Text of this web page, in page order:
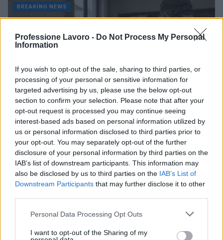
Professione Lavoro - Do Not Process My Personal
Information
If you wish to opt-out of the sale, sharing to third parties, or
processing of your personal or sensitive information for
targeted advertising by us, please use the below opt-out
section to confirm your selection. Please note that after your
opt-out request is processed you may continue seeing
interest-based ads based on personal information utilized by
us or personal information disclosed to third parties prior to
your opt-out. You may separately opt-out of the further
disclosure of your personal information by third parties on the
IAB’s list of downstream participants. This information may
also be disclosed by us to third parties on the IAB’s List of
Downstream Participants that may further disclose it to other
Please note that this website/app uses one or more Google
not limited to your visit or usage behaviour. You may click to
Personal Data Processing Opt Outs
I want to opt-out of the Sharing of my
BREAKING NEWS
Quadrelle, opposizione critica gestione comunale
dopo 75 giorni
Paolo Mariani · 9 Ago 2026
BREAKING NEWS